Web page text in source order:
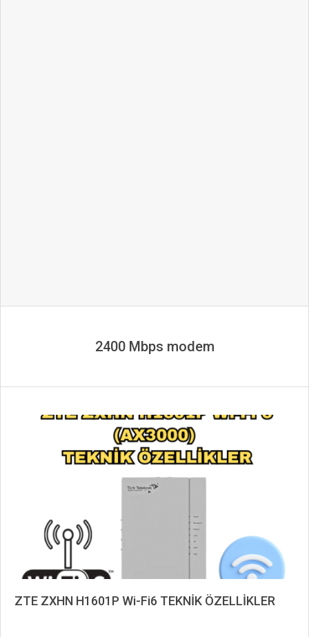
2400 Mbps modem
ZTE ZXHN H1601P Wi-Fi6 TEKNİK ÖZELLİKLER